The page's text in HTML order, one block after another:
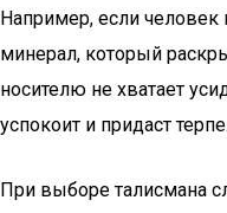
Например, если
минерал, который
носителю не хватает
успокоит и придаст
При выборе талисмана